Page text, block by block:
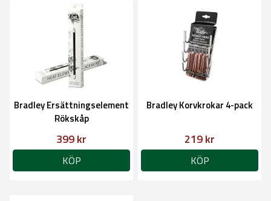
Bradley Ersättningselement
Rökskåp
399 kr
KÖP
Bradley Korvkrokar 4-pack
219 kr
KÖP